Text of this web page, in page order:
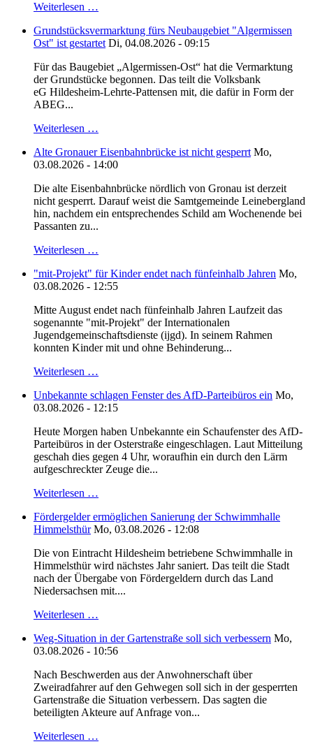
Weiterlesen …
Grundstücksvermarktung fürs Neubaugebiet "Algermissen
Ost" ist gestartet Di, 04.08.2026 - 09:15
Für das Baugebiet „Algermissen-Ost“ hat die Vermarktung
der Grundstücke begonnen. Das teilt die Volksbank
eG Hildesheim-Lehrte-Pattensen mit, die dafür in Form der
ABEG...
Weiterlesen …
Alte Gronauer Eisenbahnbrücke ist nicht gesperrt Mo,
03.08.2026 - 14:00
Die alte Eisenbahnbrücke nördlich von Gronau ist derzeit
nicht gesperrt. Darauf weist die Samtgemeinde Leinebergland
hin, nachdem ein entsprechendes Schild am Wochenende bei
Passanten zu...
Weiterlesen …
"mit-Projekt" für Kinder endet nach fünfeinhalb Jahren Mo,
03.08.2026 - 12:55
Mitte August endet nach fünfeinhalb Jahren Laufzeit das
sogenannte "mit-Projekt" der Internationalen
Jugendgemeinschaftsdienste (ijgd). In seinem Rahmen
konnten Kinder mit und ohne Behinderung...
Weiterlesen …
Unbekannte schlagen Fenster des AfD-Parteibüros ein Mo,
03.08.2026 - 12:15
Heute Morgen haben Unbekannte ein Schaufenster des AfD-
Parteibüros in der Osterstraße eingeschlagen. Laut Mitteilung
geschah dies gegen 4 Uhr, woraufhin ein durch den Lärm
aufgeschreckter Zeuge die...
Weiterlesen …
Fördergelder ermöglichen Sanierung der Schwimmhalle
Himmelsthür Mo, 03.08.2026 - 12:08
Die von Eintracht Hildesheim betriebene Schwimmhalle in
Himmelsthür wird nächstes Jahr saniert. Das teilt die Stadt
nach der Übergabe von Fördergeldern durch das Land
Niedersachsen mit....
Weiterlesen …
Weg-Situation in der Gartenstraße soll sich verbessern Mo,
03.08.2026 - 10:56
Nach Beschwerden aus der Anwohnerschaft über
Zweiradfahrer auf den Gehwegen soll sich in der gesperrten
Gartenstraße die Situation verbessern. Das sagten die
beteiligten Akteure auf Anfrage von...
Weiterlesen …